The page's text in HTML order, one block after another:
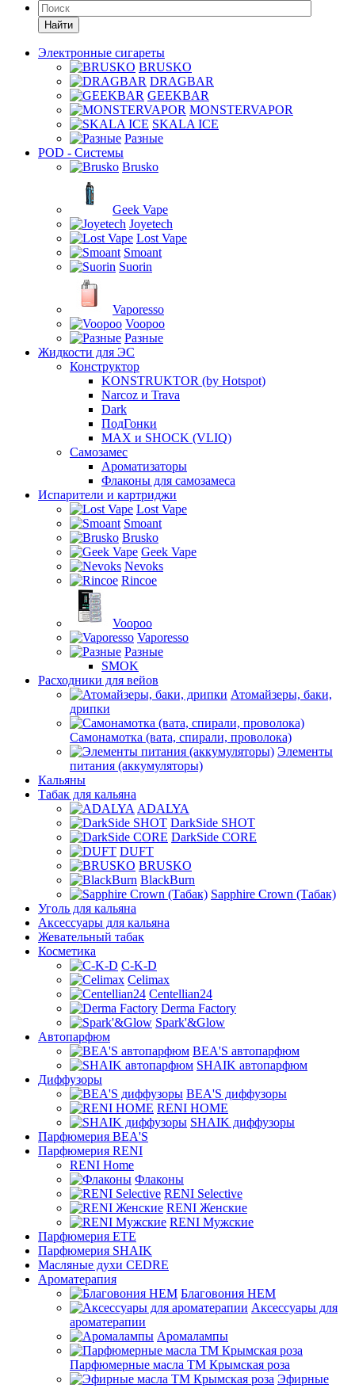
Найти
Электронные сигареты
BRUSKO
DRAGBAR
GEEKBAR
MONSTERVAPOR
SKALA ICE
Разные
POD - Системы
Brusko
Geek Vape
Joyetech
Lost Vape
Smoant
Suorin
Vaporesso
Voopoo
Разные
Жидкости для ЭС
Конструктор
KONSTRUKTOR (by Hotspot)
Narcoz и Trava
Dark
ПодГонки
MAX и SHOCK (VLIQ)
Самозамес
Ароматизаторы
Флаконы для самозамеса
Испарители и картриджи
Lost Vape
Smoant
Brusko
Geek Vape
Nevoks
Rincoe
Voopoo
Vaporesso
Разные
SMOK
Расходники для вейов
Атомайзеры, баки,
дрипки
Самонамотка (вата, спирали, проволока)
Элементы
питания (аккумуляторы)
Кальяны
Табак для кальяна
ADALYA
DarkSide SHOT
DarkSide CORE
DUFT
BRUSKO
BlackBurn
Sapphire Crown (Табак)
Уголь для кальяна
Аксессуары для кальяна
Жевательный табак
Косметика
C-K-D
Celimax
Centellian24
Derma Factory
Spark'&Glow
Автопарфюм
BEA'S автопарфюм
SHAIK автопарфюм
Диффузоры
BEA'S диффузоры
RENI HOME
SHAIK диффузоры
Парфюмерия BEA'S
Парфюмерия RENI
RENI Home
Флаконы
RENI Selective
RENI Женские
RENI Мужские
Парфюмерия ETE
Парфюмерия SHAIK
Масляные духи CEDRE
Ароматерапия
Благовония HEM
Аксессуары для
ароматерапии
Аромалампы
Парфюмерные масла ТМ Крымская роза
Эфирные